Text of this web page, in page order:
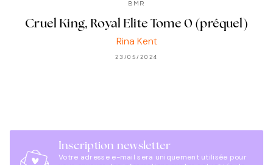
BMR
Cruel King, Royal Elite Tome 0 (préquel)
Rina Kent
23/05/2024
Inscription newsletter
Votre adresse e-mail sera uniquement utilisée pour